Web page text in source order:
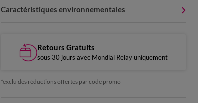
Caractéristiques environnementales
Retours Gratuits
sous 30 jours avec Mondial Relay uniquement
*exclu des réductions offertes par code promo